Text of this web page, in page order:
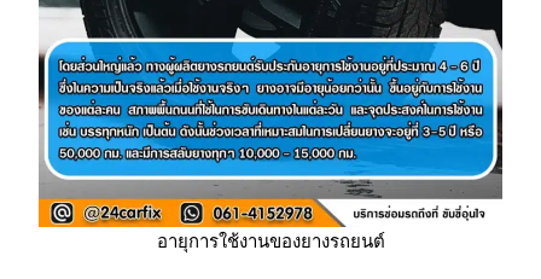
อายุการใช้งานของยางรถยนต์